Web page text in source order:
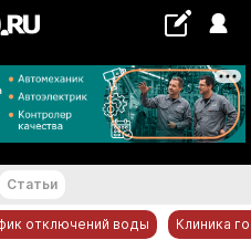
°С
Статьи
отключений воды Клиника